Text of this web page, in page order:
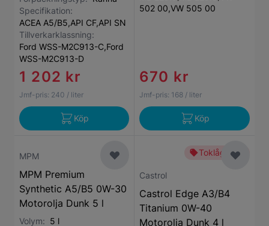
Specifikation:
ACEA A5/B5,API CF,API SN
Tillverkarklassning:
Ford WSS-M2C913-C,Ford
WSS-M2C913-D
1 202 kr
Jmf-pris: 240 / liter
Köp
502 00,VW 505 00
670 kr
Jmf-pris: 168 / liter
Köp
MPM
MPM Premium
Synthetic A5/B5 0W-30
Motorolja Dunk 5 l
Volym: 5 l
Toklågt pris
Castrol
Castrol Edge A3/B4
Titanium 0W-40
Motorolja Dunk 4 l